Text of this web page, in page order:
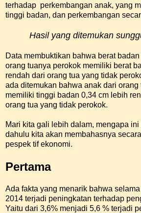
terhadap perkembangan anak, yang
tinggi badan, dan perkembangan
Hasil yang ditemukan
Data membuktikan bahwa berat
orang tuanya perokok memiliki berat
rendah dari orang tua yang tidak
ada ditemukan bahwa anak dari orang
memiliki tinggi badan 0,34 cm lebih
orang tua yang tidak perokok.
Mari kita gali lebih dalam, mengapa
dahulu kita akan membahasnya
pespek tif ekonomi.
Pertama
Ada fakta yang menarik bahwa
2014 terjadi peningkatan terhadap
Yaitu dari 3,6% menjadi 5,6 % terjadi